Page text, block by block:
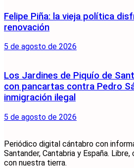
Felipe Piña: la vieja política
renovación
5 de agosto de 2026
Los Jardines de Piquío de
con pancartas contra Pedro
inmigración ilegal
5 de agosto de 2026
Periódico digital cántabro con
Santander, Cantabria y España.
con nuestra tierra.